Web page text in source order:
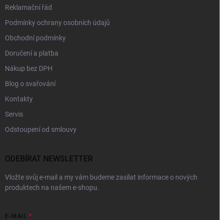
Reklamační řád
Podmínky ochrany osobních údajů
Obchodní podmínky
Doručení a platba
Nákup bez DPH
Blog o svařování
Kontakty
Servis
Odstoupení od smlouvy
ODEBÍRAT NEWSLETTER
Vložte svůj e-mail a my vám budeme zasílat informace o nových
produktech na našem e-shopu.
E-MAIL